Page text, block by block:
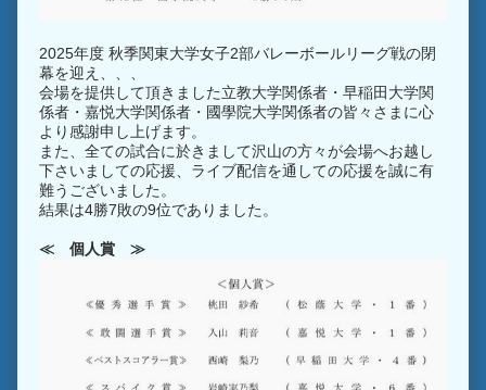
2025年度 秋季関東大学女子2部バレーボールリーグ戦の閉
幕を迎え、、、
会場を提供して頂きました立教大学関係者・早稲田大学関
係者・嘉悦大学関係者・國學院大学関係者の皆々さまに心
より感謝申し上げます。
また、全ての試合に於きまして沢山の方々が会場へお越し
下さいましての応援、ライブ配信を通しての応援を誠に有
難うございました。
結果は4勝7敗の9位でありました。
≪ 個人賞 ≫